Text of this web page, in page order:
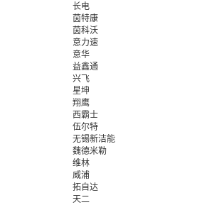
长电
茵特康
茵科沃
意力速
意华
益鑫通
兴飞
星坤
翔鹰
西霸士
伍尔特
无锡新洁能
魏德米勒
维林
威浦
拓自达
天二